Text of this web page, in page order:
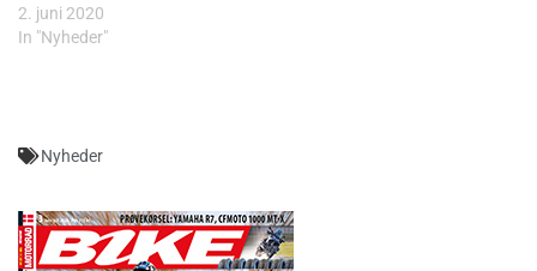
2. juni 2020
In "Nyheder"
Nyheder